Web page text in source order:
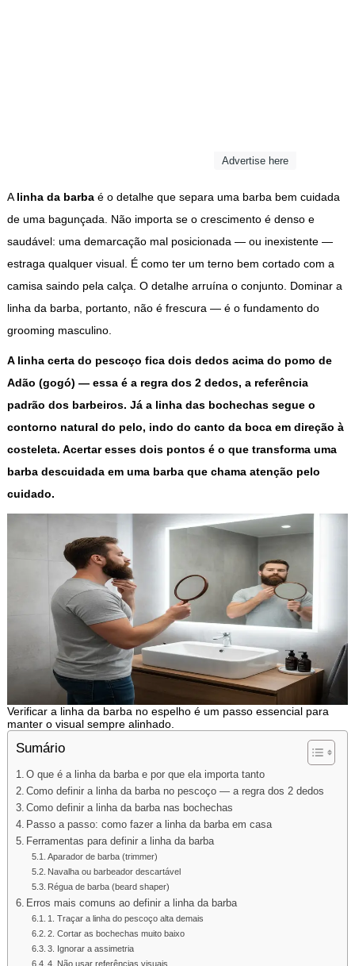
Advertise here
A linha da barbaé o detalhe que separa uma barba bem cuidada
de uma bagunçada. Não importa se o crescimento é denso e
saudável: uma demarcação mal posicionada — ou inexistente —
estraga qualquer visual. É como ter um terno bem cortado com a
camisa saindo pela calça. O detalhe arruína o conjunto. Dominar a
linha da barba, portanto, não é frescura — é o fundamento do
grooming masculino.
A linha certa do pescoço fica dois dedos acima do pomo de
Adão (gogó) — essa é a regra dos 2 dedos, a referência
padrão dos barbeiros. Já a linha das bochechas segue o
contorno natural do pelo, indo do canto da boca em direção à
costeleta. Acertar esses dois pontos é o que transforma uma
barba descuidada em uma barba que chama atenção pelo
cuidado.
Verificar a linha da barba no espelho é um passo essencial para
manter o visual sempre alinhado.
Sumário
O que é a linha da barba e por que ela importa tanto
Como definir a linha da barba no pescoço — a regra dos 2 dedos
Como definir a linha da barba nas bochechas
Passo a passo: como fazer a linha da barba em casa
Ferramentas para definir a linha da barba
Aparador de barba (trimmer)
Navalha ou barbeador descartável
Régua de barba (beard shaper)
Erros mais comuns ao definir a linha da barba
1. Traçar a linha do pescoço alta demais
2. Cortar as bochechas muito baixo
3. Ignorar a assimetria
4. Não usar referências visuais